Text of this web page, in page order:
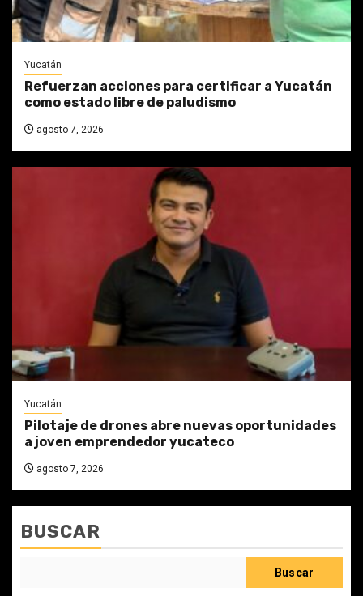
Yucatán
Refuerzan acciones para certificar a Yucatán
como estado libre de paludismo
agosto 7, 2026
Yucatán
Pilotaje de drones abre nuevas oportunidades
a joven emprendedor yucateco
agosto 7, 2026
BUSCAR
Buscar